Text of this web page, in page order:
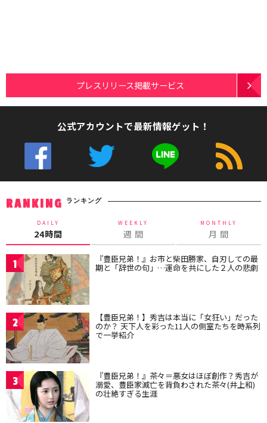
プレスリリース掲載サービス
公式アカウントで最新情報ゲット！
RANKING ランキング
DAILY
24時間
WEEKLY
週 間
MONTHLY
月 間
1 『豊臣兄弟！』お市と柴田勝家、自刃しての最
期と「辞世の句」…運命を共にした２人の悲劇
2 【豊臣兄弟！】秀吉は本当に「女狂い」だった
のか？ 天下人を彩った11人の側室たちを時系列
で一挙紹介
3 『豊臣兄弟！』茶々＝悪女はほぼ創作？秀吉が
溺愛、豊臣家滅亡を背負わされた茶々(井上和)
の壮絶すぎる生涯